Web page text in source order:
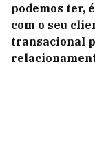
podemos ter,
com o seu
transacional